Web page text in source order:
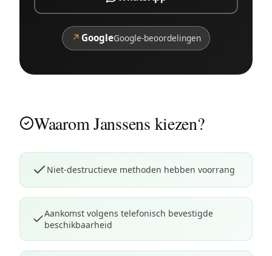
↗ GoogleGoogle-beoordelingen
Waarom Janssens kiezen?
Niet-destructieve methoden hebben voorrang
Aankomst volgens telefonisch bevestigde
beschikbaarheid